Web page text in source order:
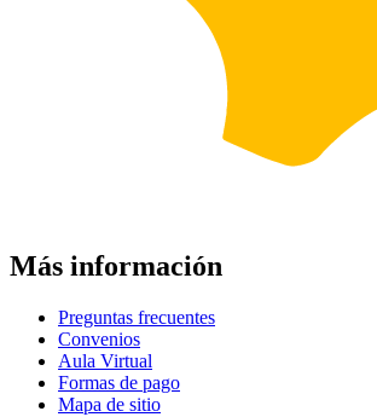
Más información
Preguntas frecuentes
Convenios
Aula Virtual
Formas de pago
Mapa de sitio